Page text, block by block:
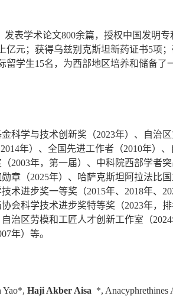
表学术论文800余篇，授权中国发明专
亿元；获得乌兹别克斯坦新药证书5项
留学生15名，为西部地区培养和储备了
学与技术创新奖（2023年）、自治
年）、全国先进工作者（2010年）
2003年，第一届）、中科院西部学者
章（2025年）、哈萨克斯坦阿拉法比
术进步奖一等奖（2015年、2018年、
会科学技术进步奖特等奖（2023年，排
治区劳模和工匠人才创新工作室（
年）等。
Yao*,Haji Akber Aisa *, Anacyphrethines